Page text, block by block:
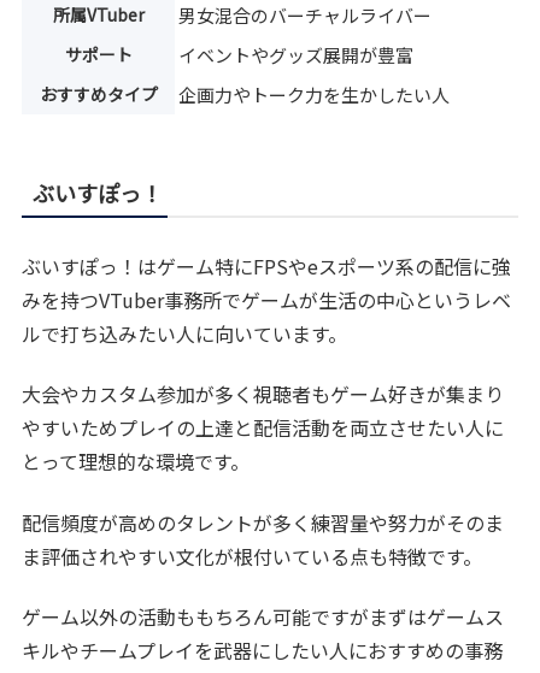
所属VTuber 男女混合のバーチャルライバー
サポート イベントやグッズ展開が豊富
おすすめタイプ 企画力やトーク力を生かしたい人
ぶいすぽっ！
ぶいすぽっ！はゲーム特にFPSやeスポーツ系の配信に強
みを持つVTuber事務所でゲームが生活の中心というレベ
ルで打ち込みたい人に向いています。
大会やカスタム参加が多く視聴者もゲーム好きが集まり
やすいためプレイの上達と配信活動を両立させたい人に
とって理想的な環境です。
配信頻度が高めのタレントが多く練習量や努力がそのま
ま評価されやすい文化が根付いている点も特徴です。
ゲーム以外の活動ももちろん可能ですがまずはゲームス
キルやチームプレイを武器にしたい人におすすめの事務